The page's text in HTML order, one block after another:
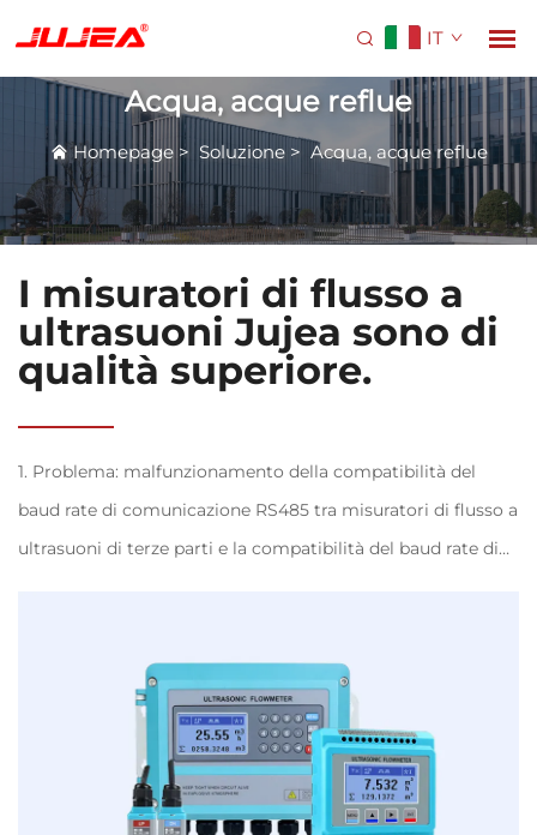
IT
Acqua, acque reflue
Homepage> Soluzione> Acqua, acque reflue
I misuratori di flusso a
ultrasuoni Jujea sono di
qualità superiore.
1. Problema: malfunzionamento della compatibilità del
baud rate di comunicazione RS485 tra misuratori di flusso a
ultrasuoni di terze parti e la compatibilità del baud rate di
produttore: quando il baud rate era c...